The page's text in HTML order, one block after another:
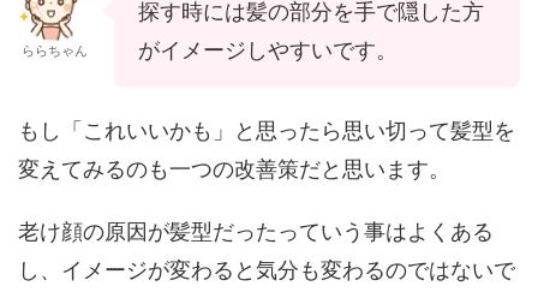
ららちゃん
探す時には髪の部分を手で隠した方
がイメージしやすいです。
もし「これいいかも」と思ったら思い切って髪型を
変えてみるのも一つの改善策だと思います。
老け顔の原因が髪型だったっていう事はよくある
し、イメージが変わると気分も変わるのではないで